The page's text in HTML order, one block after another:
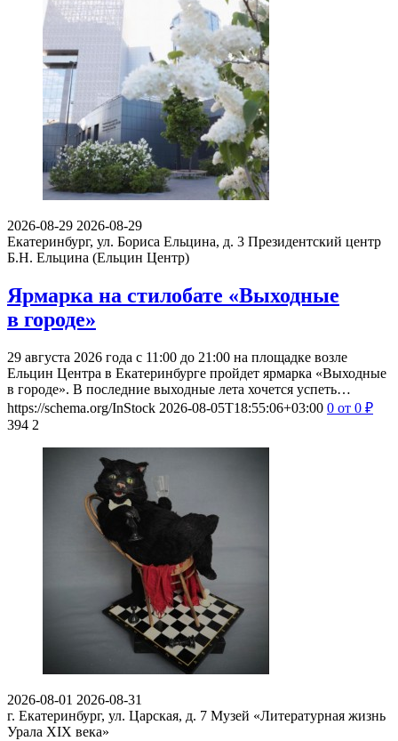
2026-08-29 2026-08-29
Екатеринбург, ул. Бориса Ельцина, д. 3 Президентский центр
Б.Н. Ельцина (Ельцин Центр)
Ярмарка на стилобате «Выходные
в городе»
29 августа 2026 года с 11:00 до 21:00 на площадке возле
Ельцин Центра в Екатеринбурге пройдет ярмарка «Выходные
в городе». В последние выходные лета хочется успеть…
https://schema.org/InStock 2026-08-05T18:55:06+03:00 0 от 0 ₽
394 2
2026-08-01 2026-08-31
г. Екатеринбург, ул. Царская, д. 7 Музей «Литературная жизнь
Урала XIX века»